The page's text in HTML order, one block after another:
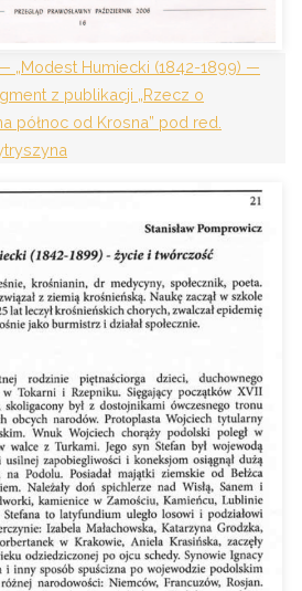
„Modest Humiecki (1842-1899) —
z publikacji „Rzecz o
północ od Krosna” pod red.